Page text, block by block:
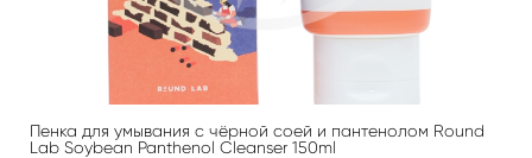
Пенка для умывания с чёрной соей и пантенолом Round
Lab Soybean Panthenol Cleanser 150ml